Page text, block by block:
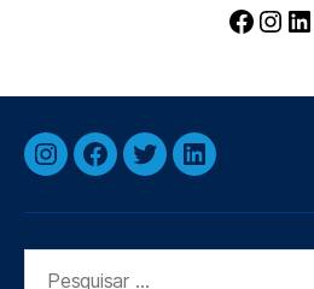
Instagram
Facebook
TwitterLinkedin